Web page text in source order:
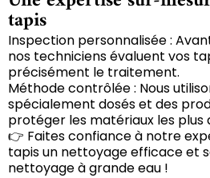
tapis
Inspection personnalisée :
nos techniciens évaluent vos
précisément le traitement.
Méthode contrôlée : Nous
spécialement dosés et des
protéger les matériaux les plus
👉 Faites confiance à notre
tapis un nettoyage efficace et
nettoyage à grande eau !